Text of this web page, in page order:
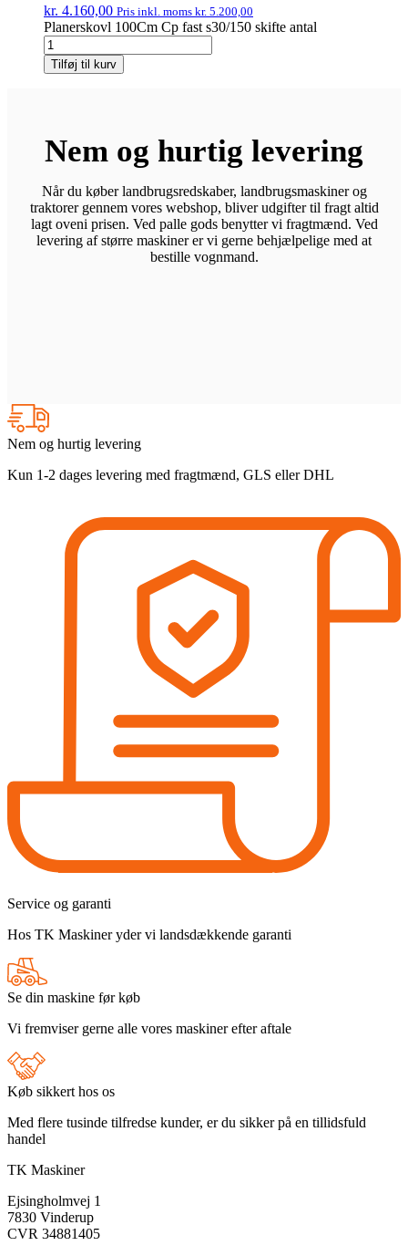
kr. 4.160,00 Pris inkl. moms kr. 5.200,00
Planerskovl 100Cm Cp fast s30/150 skifte antal
Tilføj til kurv
Nem og hurtig levering
Når du køber landbrugsredskaber, landbrugsmaskiner og
traktorer gennem vores webshop, bliver udgifter til fragt altid
lagt oveni prisen. Ved palle gods benytter vi fragtmænd. Ved
levering af større maskiner er vi gerne behjælpelige med at
bestille vognmand.
Nem og hurtig levering
Kun 1-2 dages levering med fragtmænd, GLS eller DHL
Service og garanti
Hos TK Maskiner yder vi landsdækkende garanti
Se din maskine før køb
Vi fremviser gerne alle vores maskiner efter aftale
Køb sikkert hos os
Med flere tusinde tilfredse kunder, er du sikker på en tillidsfuld
handel
TK Maskiner
Ejsingholmvej 1
7830 Vinderup
CVR 34881405